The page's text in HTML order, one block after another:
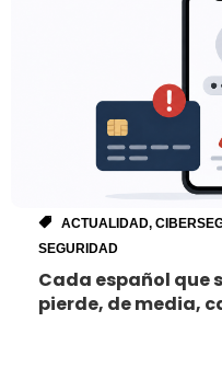
ACTUALIDAD,
SEGURIDAD
Cada español que
pierde, de media,